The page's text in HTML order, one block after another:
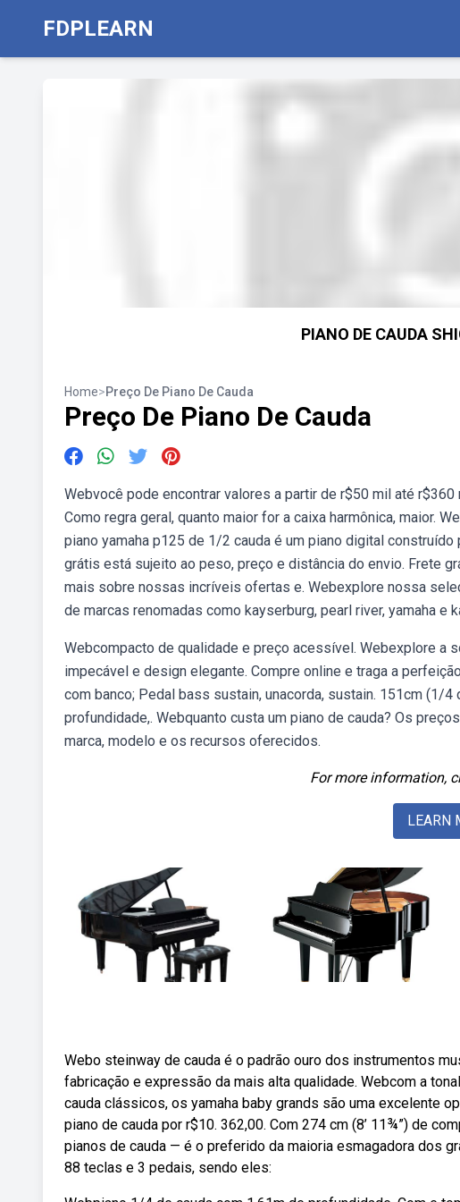
FDPLEARN
PIANO DE CAUDA
Home>Preço De Piano De Cauda
Preço De Piano De Cauda
Webvocê pode encontrar valores a partir de r$50 mil até
Como regra geral, quanto maior for a caixa harmônica, maior.
piano yamaha p125 de 1/2 cauda é um piano digital
grátis está sujeito ao peso, preço e distância do envio. Frete
mais sobre nossas incríveis ofertas e. Webexplore nossa
de marcas renomadas como kayserburg, pearl river, yamaha e
Webcompacto de qualidade e preço acessível. Webexplore a
impecável e design elegante. Compre online e traga a
com banco; Pedal bass sustain, unacorda, sustain. 151cm (1/
profundidade,. Webquanto custa um piano de cauda? Os
marca, modelo e os recursos oferecidos.
For more information,
LEARN
Webo steinway de cauda é o padrão ouro dos instrumentos
fabricação e expressão da mais alta qualidade. Webcom a
cauda clássicos, os yamaha baby grands são uma excelente
piano de cauda por r$10. 362,00. Com 274 cm (8’ 11¾”) de
pianos de cauda — é o preferido da maioria esmagadora dos
88 teclas e 3 pedais, sendo eles: